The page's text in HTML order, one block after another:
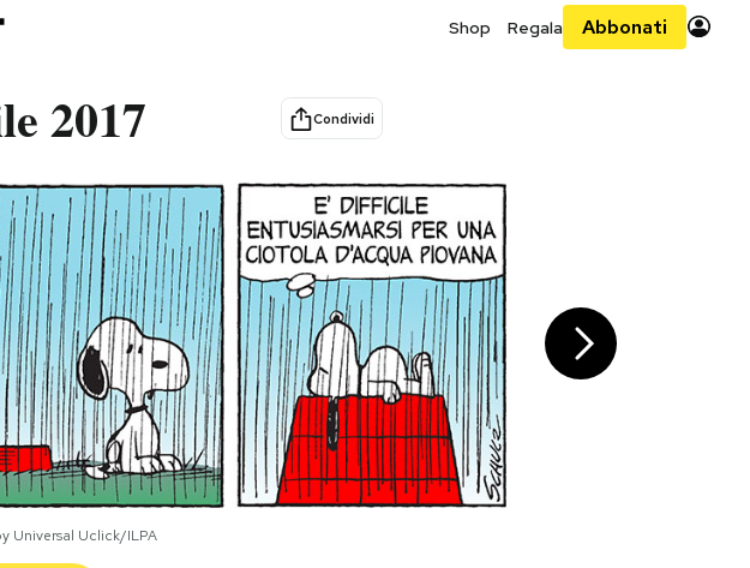
Shop Regala Abbonati
2017 Condividi
Universal Uclick/ILPA